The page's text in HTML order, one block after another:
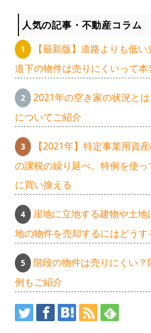
人気の記事・不動産コラム
【最新版】道路よりも低い
道下の物件は売りにくいって本
2021年の空き家の状況と
についてご紹介
【2021年】特定事業用資
の課税の繰り延べ。特例を使
に買い換える
崖地に立地する建物や土
地の物件を売却するにはどうす
階段の物件は売りにくい
例もご紹介